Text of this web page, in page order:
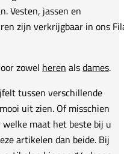
Vesten, jassen en
zijn verkrijgbaar in ons
zowel heren alsdames.
tussen verschillende
uit zien. Of misschien
maat het beste bij u
artikelen dan beide. Bij